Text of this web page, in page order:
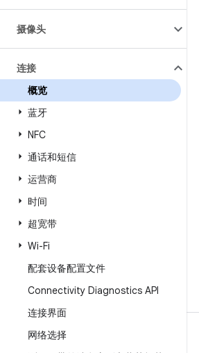
摄像头
连接
概览
蓝牙
NFC
通话和短信
运营商
时间
超宽带
Wi-Fi
配套设备配置文件
Connectivity Diagnostics API
连接界面
网络选择
构建